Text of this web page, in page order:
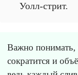
Уолл-стрит.
Важно понимать,
сократится и